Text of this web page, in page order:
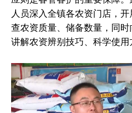
人员深入全镇各农资门店，
查农资质量、储备数量，同
讲解农资辨别技巧、科学使用